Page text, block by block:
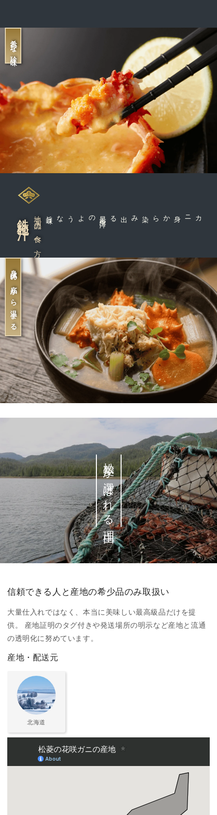
希少な珍味
身体の底から温まる
鉄砲汁 地元流の食べ方 カニ身から染み出る
松菱が選ばれる理由
信頼できる人と産地の希少品のみ取扱い
大量仕入れではなく、本当に美味しい最高級品だけを提
供。 産地証明のタグ付きや発送場所の明示など産地と流通
の透明化に努めています。
産地・配送元
北海道